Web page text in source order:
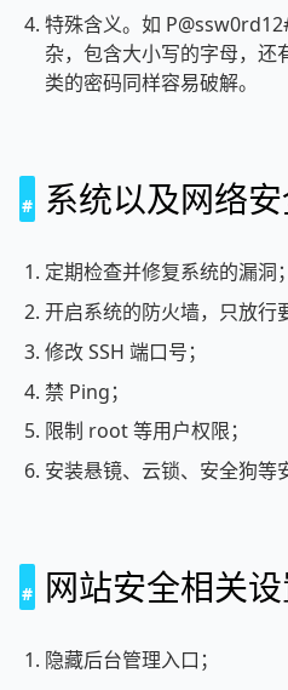
特殊含义。如
杂，包含大小写的字母，还
类的密码同样容易破解。
系统以及网络
定期检查并修复系统的漏洞；
开启系统的防火墙，只放行
修改 SSH 端口号；
禁 Ping；
限制 root 等用户权限；
安装悬镜、云锁、安全狗等
网站安全相关
隐藏后台管理入口；